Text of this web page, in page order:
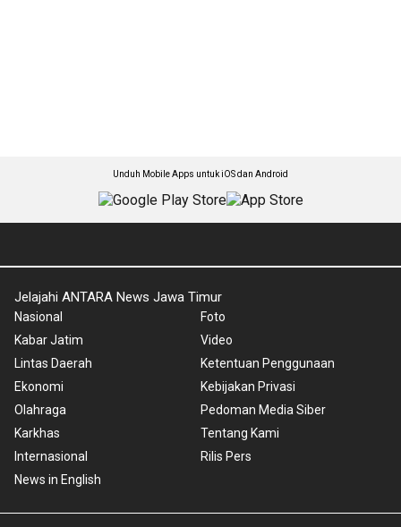
Unduh Mobile Apps untuk iOS dan Android
Jelajahi ANTARA News Jawa Timur
Nasional
Kabar Jatim
Lintas Daerah
Ekonomi
Olahraga
Karkhas
Internasional
News in English
Foto
Video
Ketentuan Penggunaan
Kebijakan Privasi
Pedoman Media Siber
Tentang Kami
Rilis Pers